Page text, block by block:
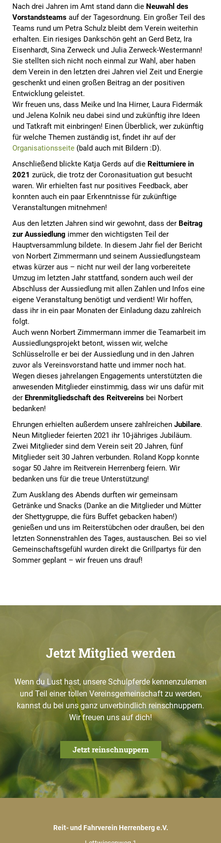
Nach drei Jahren im Amt stand dann die Neuwahl des
Vorstandsteams auf der Tagesordnung. Ein großer Teil des
Teams rund um Petra Schulz bleibt dem Verein weiterhin
erhalten. Ein riesiges Dankschön geht an Gerd Betz, Ira
Eisenhardt, Sina Zerweck und Julia Zerweck-Westermann!
Sie stellten sich nicht noch einmal zur Wahl, aber haben
dem Verein in den letzten drei Jahren viel Zeit und Energie
geschenkt und einen großen Beitrag an der positiven
Entwicklung geleistet.
Wir freuen uns, dass Meike und Ina Hirner, Laura Fidermák
und Jelena Kolnik neu dabei sind und zukünftig ihre Ideen
und Tatkraft mit einbringen! Einen Überblick, wer zukünftig
für welche Themen zuständig ist, findet ihr auf der
Organisationsseite (bald auch mit Bildern :D).
Anschließend blickte Katja Gerds auf die Reitturniere in
2021 zurück, die trotz der Coronasituation gut besucht
waren. Wir erhielten fast nur positives Feedback, aber
konnten auch ein paar Erkenntnisse für zukünftige
Veranstaltungen mitnehmen!
Aus den letzten Jahren sind wir gewohnt, dass der Beitrag
zur Aussiedlung immer den wichtigsten Teil der
Hauptversammlung bildete. In diesem Jahr fiel der Bericht
von Norbert Zimmermann und seinem Aussiedlungsteam
etwas kürzer aus – nicht nur weil der lang vorbereitete
Umzug im letzten Jahr stattfand, sondern auch weil der
Abschluss der Aussiedlung mit allen Zahlen und Infos eine
eigene Veranstaltung benötigt und verdient! Wir hoffen,
dass ihr in ein paar Monaten der Einladung dazu zahlreich
folgt.
Auch wenn Norbert Zimmermann immer die Teamarbeit im
Aussiedlungsprojekt betont, wissen wir, welche
Schlüsselrolle er bei der Aussiedlung und in den Jahren
zuvor als Vereinsvorstand hatte und immer noch hat.
Wegen dieses jahrelangen Engagements unterstützten die
anwesenden Mitglieder einstimmig, dass wir uns dafür mit
der Ehrenmitgliedschaft des Reitvereins bei Norbert
bedanken!
Ehrungen erhielten außerdem unsere zahlreichen Jubilare.
Neun Mitglieder feierten 2021 ihr 10-jähriges Jubiläum.
Zwei Mitglieder sind dem Verein seit 20 Jahren, fünf
Mitglieder seit 30 Jahren verbunden. Roland Kopp konnte
sogar 50 Jahre im Reitverein Herrenberg feiern. Wir
bedanken uns für die treue Unterstützung!
Zum Ausklang des Abends durften wir gemeinsam
Getränke und Snacks (Danke an die Mitglieder und Mütter
der Shettygruppe, die fürs Buffet gebacken haben!)
genießen und uns im Reiterstübchen oder draußen, bei den
letzten Sonnenstrahlen des Tages, austauschen. Bei so viel
Gemeinschaftsgefühl wurden direkt die Grillpartys für den
Sommer geplant – wir freuen uns drauf!
Jetzt Mitglied werden
Wenn du Lust hast, unsere Schulpferde kennenzulernen
und Teil einer tollen Vereinsgemeinschaft zu werden,
kannst du bei uns ganz unverbindlich reinschnuppern.
Wir freuen uns auf dich!
Jetzt reinschnuppern
Reit- und Fahrverein Herrenberg e.V.